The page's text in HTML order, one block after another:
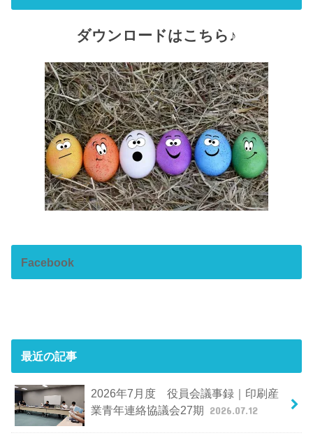
ダウンロードはこちら♪
Facebook
最近の記事
2026年7月度 役員会議事録｜印刷産
業青年連絡協議会27期 2026.07.12